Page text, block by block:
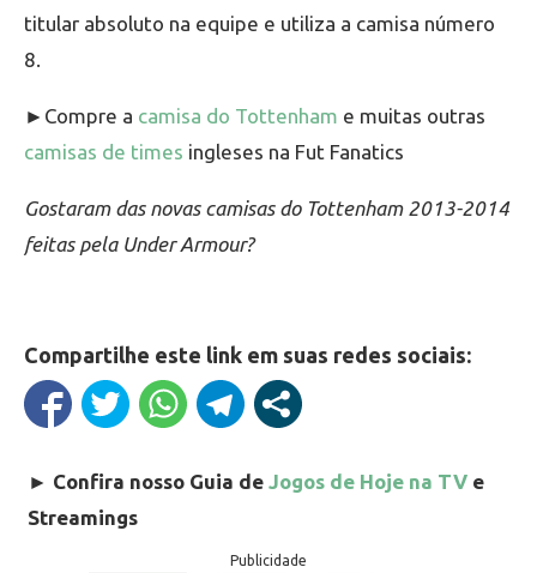
titular absoluto na equipe e utiliza a camisa número
8.
►Compre a camisa do Tottenham e muitas outras
camisas de times ingleses na Fut Fanatics
Gostaram das novas camisas do Tottenham 2013-2014
feitas pela Under Armour?
Compartilhe este link em suas redes sociais:
► Confira nosso Guia de Jogos de Hoje na TV e
Streamings
Publicidade